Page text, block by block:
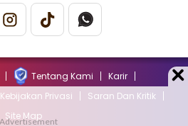
Tentang Kami
Karir
Kebijakan Privasi
Saran Dan Kritik
Site Map